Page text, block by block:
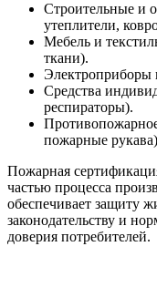
Строительные и
утеплители,
Мебель и
ткани).
Электроприборы
Средства
респираторы).
пожарные
Пожарная
частью процесса
обеспечивает защиту
законодательству и
доверия потребителей.